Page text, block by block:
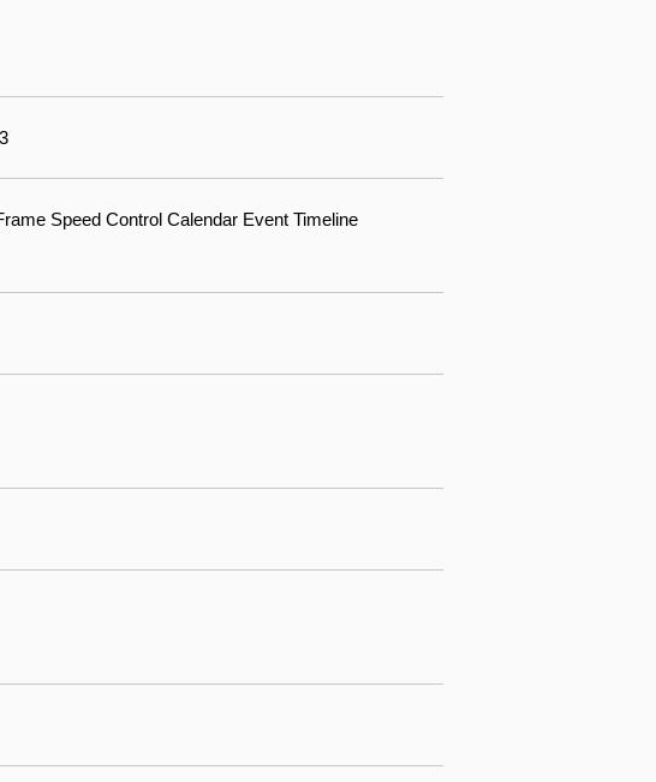
Speed Control Calendar Event Timeline